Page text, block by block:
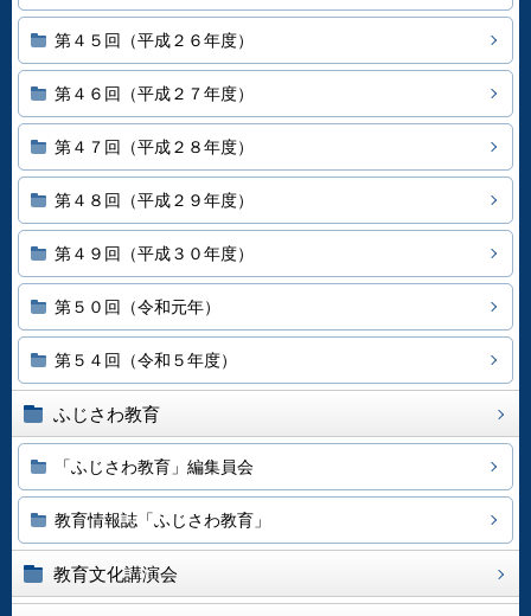
第４５回（平成２６年度）
第４６回（平成２７年度）
第４７回（平成２８年度）
第４８回（平成２９年度）
第４９回（平成３０年度）
第５０回（令和元年）
第５４回（令和５年度）
ふじさわ教育
「ふじさわ教育」編集員会
教育情報誌「ふじさわ教育」
教育文化講演会